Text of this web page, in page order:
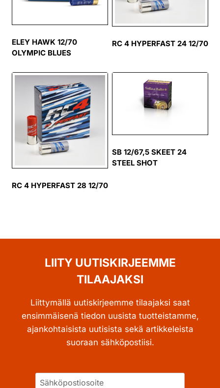
ELEY HAWK 12/70
OLYMPIC BLUES
RC 4 HYPERFAST 24 12/70
RC 4 HYPERFAST 28 12/70
SB 12/67,5 SKEET 24
STEEL SHOT
LIITY UUTISKIRJEEMME
TILAAJAKSI
Liittymällä uutiskirjeemme tilaajaksi saat
ensimmäisenä tiedon uusista tuotteistamme,
ajankohtaisista uutisista sekä artikkeleista
suoraan sähköpostiisi.